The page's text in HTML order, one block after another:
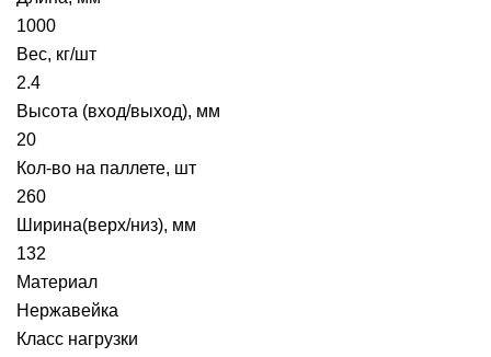
1000
Вес, кг/шт
2.4
Высота (вход/выход), мм
20
Кол-во на паллете, шт
260
Ширина(верх/низ), мм
132
Материал
Нержавейка
Класс нагрузки